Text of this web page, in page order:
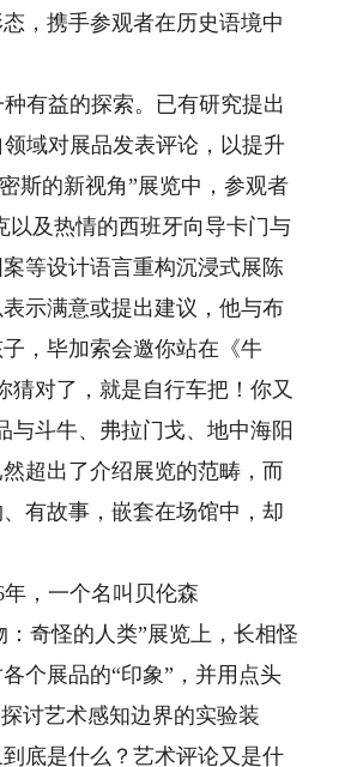
，携手参观者在历史语境中
有益的探索。已有研究提出
域对展品发表评论，以提升
斯的新视角”展览中，参观者
以及热情的西班牙向导卡门与
等设计语言重构沉浸式展陈
示满意或提出建议，他与布
，毕加索会邀你站在《牛
猜对了，就是自行车把！你又
与斗牛、弗拉门戈、地中海阳
超出了介绍展览的范畴，而
有故事，嵌套在场馆中，却
，一个名叫贝伦森
：奇怪的人类”展览上，长相怪
个展品的“印象”，并用点头
讨艺术感知边界的实验装
底是什么？艺术评论又是什